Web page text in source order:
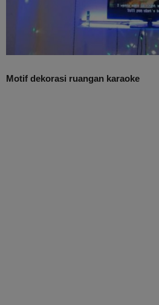
Motif dekorasi ruangan karaoke